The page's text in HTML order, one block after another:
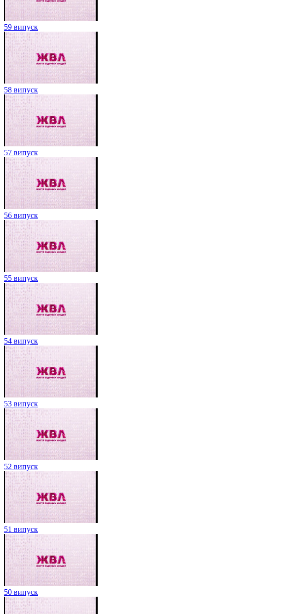
59 випуск
58 випуск
57 випуск
56 випуск
55 випуск
54 випуск
53 випуск
52 випуск
51 випуск
50 випуск